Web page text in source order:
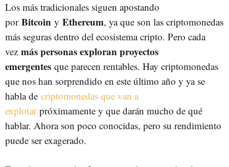
Los más tradicionales siguen apostando
por Bitcoin y Ethereum, ya que son las criptomonedas
más seguras dentro del ecosistema cripto. Pero cada
vez más personas exploran proyectos
emergentes que parecen rentables. Hay criptomonedas
que nos han sorprendido en este último año y ya se
habla de criptomonedas que van a
explotarpróximamente y que darán mucho de qué
hablar. Ahora son poco conocidas, pero su rendimiento
puede ser exagerado.